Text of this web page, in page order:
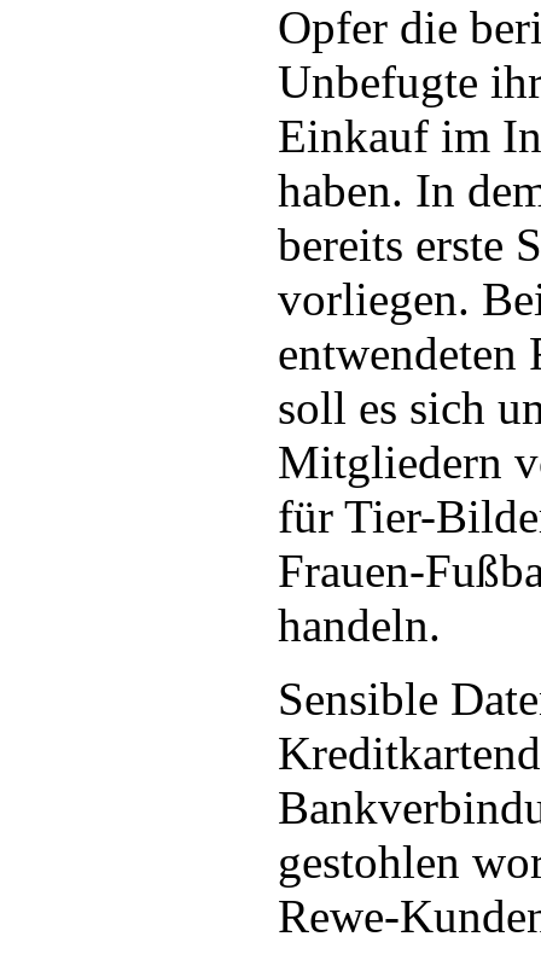
Opfer die
Unbefugte
Einkauf im
haben. In
bereits erste
vorliegen.
entwendeten
soll es sich
Mitgliedern
für Tier-
Frauen-
handeln.
Sensible
gestohlen
Rewe-